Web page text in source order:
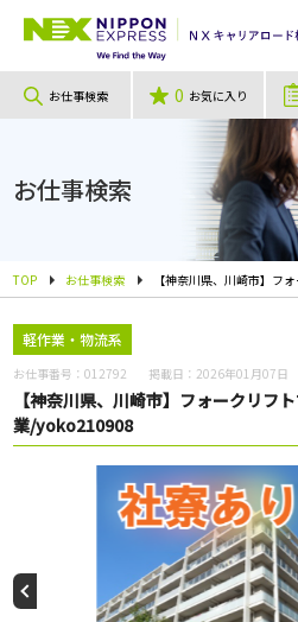
お仕事検索 0 お気に入り
お仕事検索
TOP お仕事検索
軽作業・物流系
お仕事番号：012792 掲載日： 2026年01月07日
【神奈川県、川崎市】フォークリフ
業/yoko210908